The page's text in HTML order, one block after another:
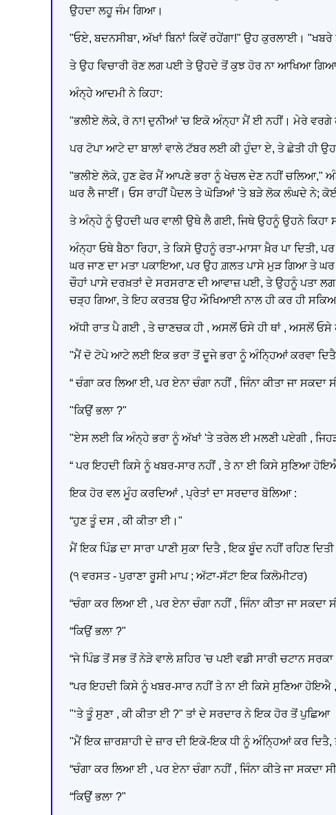
ਉਹਦਾ ਲਹੂ ਜੰਮ ਗਿਆ।
"ਓਏ, ਬਦਨਸੀਬਾ, ਅੱਖਾਂ ਬਿਨਾਂ ਕਿਵੇਂ ਰਹੇਂਗਾ!" ਉਹ ਕੁਰਲਾਈ। "ਖਬਰੇ
ਤੇ ਉਹ ਵਿਚਾਰੀ ਰੋਣ ਲਗ ਪਈ ਤੇ ਉਹਦੇ ਤੋਂ ਕੁਝ ਹੋਰ ਨਾ ਆਖਿਆ
ਅੰਨ੍ਹੇ ਆਦਮੀ ਨੇ ਕਿਹਾ:
"ਭਲੀਏ ਲੋਕੇ, ਰੋ ਨਾ! ਦੁਨੀਆਂ 'ਚ ਇਕੋ ਅੰਨ੍ਹਾ ਮੈਂ ਈ ਨਹੀਂ। ਮੇਰੇ ਵਰਗੇ
ਪਰ ਟੋਪਾ ਆਟੇ ਦਾ ਬਾਲਾਂ ਵਾਲੇ ਟੱਬਰ ਲਈ ਕੀ ਹੁੰਦਾ ਏ, ਤੇ ਛੇਤੀ ਹੀ
"ਭਲੀਏ ਲੋਕੇ, ਹੁਣ ਫੇਰ ਮੈਂ ਆਪਣੇ ਭਰਾ ਨੂੰ ਖੇਚਲ ਦੇਣ ਨਹੀਂ ਚਲਿਆ,"
ਘਰ ਲੈ ਜਾਈਂ। ਓਸ ਰਾਹੀਂ ਪੈਦਲ ਤੇ ਘੋੜਿਆਂ 'ਤੇ ਬੜੇ ਲੋਕ ਲੰਘਦੇ ਨੇ; ਕੋਈ
ਤੇ ਅੰਨ੍ਹੇ ਨੂੰ ਉਹਦੀ ਘਰ ਵਾਲੀ ਉਥੇ ਲੈ ਗਈ, ਜਿਥੇ ਉਹਨੂੰ ਉਹਨੇ ਕਿਹਾ
ਅੰਨ੍ਹਾ ਓਥੇ ਬੈਠਾ ਰਿਹਾ, ਤੇ ਕਿਸੇ ਉਹਨੂੰ ਰਤਾ-ਮਾਸਾ ਖ਼ੈਰ ਪਾ
ਘਰ ਜਾਣ ਦਾ ਮਤਾ ਪਕਾਇਆ, ਪਰ ਉਹ ਗ਼ਲਤ ਪਾਸੇ ਮੁੜ ਗਿਆ ਤੇ ਘਰ
ਚੌਹਾਂ ਪਾਸੇ ਦਰਖ਼ਤਾਂ ਦੇ ਸਰਸਰਾਣ ਦੀ ਆਵਾਜ਼ ਪਈ, ਤੇ ਉਹਨੂੰ ਪਤਾ
ਚੜ੍ਹ ਗਿਆ, ਤੇ ਇਹ ਕਰਤਬ ਉਹ ਔਖਿਆਈ ਨਾਲ ਹੀ ਕਰ ਹੀ
ਅੱਧੀ ਰਾਤ ਪੈ ਗਈ , ਤੇ ਚਾਣਚਕ ਹੀ , ਅਸਲੋਂ ਓਸੇ ਹੀ ਥਾਂ , ਅਸਲੋਂ
"ਮੈਂ ਦੋ ਟੋਪੇ ਆਟੇ ਲਈ ਇਕ ਭਰਾ ਤੋਂ ਦੂਜੇ ਭਰਾ ਨੂੰ ਅੰਨ੍ਹਿਆਂ ਕਰਵਾ
“ ਚੰਗਾ ਕਰ ਲਿਆ ਈ, ਪਰ ਏਨਾ ਚੰਗਾ ਨਹੀਂ , ਜਿੰਨਾ ਕੀਤਾ ਜਾ
"ਕਿਉਂ ਭਲਾ ?"
"ਏਸ ਲਈ ਕਿ ਅੰਨ੍ਹੇ ਭਰਾ ਨੂੰ ਅੱਖਾਂ 'ਤੇ ਤਰੇਲ ਈ ਮਲਣੀ ਪਏਗੀ ,
“ ਪਰ ਇਹਦੀ ਕਿਸੇ ਨੂੰ ਖਬਰ-ਸਾਰ ਨਹੀਂ , ਤੇ ਨਾ ਈ ਕਿਸੇ ਸੁਣਿਆ
ਇਕ ਹੋਰ ਵਲ ਮੂੰਹ ਕਰਦਿਆਂ , ਪ੍ਰੇਤਾਂ ਦਾ ਸਰਦਾਰ ਬੋਲਿਆ :
“ਹੁਣ ਤੂੰ ਦਸ , ਕੀ ਕੀਤਾ ਈ।"
ਮੈਂ ਇਕ ਪਿੰਡ ਦਾ ਸਾਰਾ ਪਾਣੀ ਸੁਕਾ ਦਿਤੈ , ਇਕ ਬੂੰਦ ਨਹੀਂ ਰਹਿਣ
(੧ ਵਰਸਤ - ਪੁਰਾਣਾ ਰੂਸੀ ਮਾਪ ; ਅੱਟਾ-ਸੱਟਾ ਇਕ ਕਿਲੋਮੀਟਰ)
“ਚੰਗਾ ਕਰ ਲਿਆ ਈ , ਪਰ ਏਨਾ ਚੰਗਾ ਨਹੀਂ , ਜਿੰਨਾ ਕੀਤਾ ਜਾ ਸਕਦਾ
“ਕਿਉਂ ਭਲਾ ?"
“ਜੇ ਪਿੰਡ ਤੋਂ ਸਭ ਤੋਂ ਨੇੜੇ ਵਾਲੇ ਸ਼ਹਿਰ 'ਚ ਪਈ ਵਡੀ ਸਾਰੀ ਚਟਾਨ ਸਰਕਾ
“ਪਰ ਇਹਦੀ ਕਿਸੇ ਨੂੰ ਖਬਰ-ਸਾਰ ਨਹੀਂ ਤੇ ਨਾ ਈ ਕਿਸੇ ਸੁਣਿਆ
"‘ਤੇ ਤੂੰ ਸੁਣਾ , ਕੀ ਕੀਤਾ ਈ ?" ਤਾਂ ਦੇ ਸਰਦਾਰ ਨੇ ਇਕ ਹੋਰ ਤੋਂ ਪੁਛਿਆ
"ਮੈਂ ਇਕ ਜ਼ਾਰਸ਼ਾਹੀ ਦੇ ਜ਼ਾਰ ਦੀ ਇਕੋ-ਇਕ ਧੀ ਨੂੰ ਅੰਨ੍ਹਿਆਂ ਕਰ ਦਿਤੈ,
“ਚੰਗਾ ਕਰ ਲਿਆ ਈ , ਪਰ ਏਨਾ ਚੰਗਾ ਨਹੀਂ , ਜਿੰਨਾ ਕੀਤੇ ਜਾ ਸਕਦਾ
“ਕਿਉਂ ਭਲਾ ?"